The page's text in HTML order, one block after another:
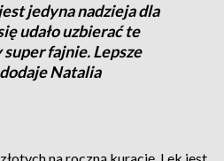
jedyna nadzieja dla
udało uzbierać te
fajnie. Lepsze
Natalia